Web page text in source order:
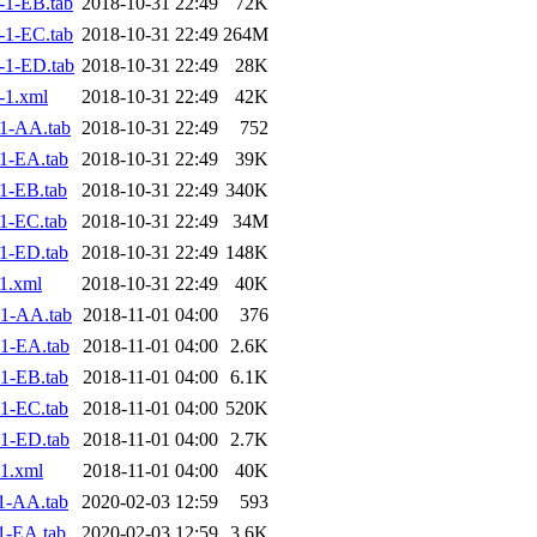
1-EC.tab 2018-10-31 22:49 264M
1-ED.tab 2018-10-31 22:49
28K
1.xml
2018-10-31 22:49
42K
AA.tab 2018-10-31 22:49
752
EA.tab
2018-10-31 22:49
39K
EB.tab
2018-10-31 22:49 340K
EC.tab
2018-10-31 22:49
34M
ED.tab
2018-10-31 22:49 148K
2018-10-31 22:49
40K
AA.tab 2018-11-01 04:00
376
EA.tab
2018-11-01 04:00 2.6K
EB.tab
2018-11-01 04:00 6.1K
EC.tab
2018-11-01 04:00 520K
ED.tab
2018-11-01 04:00 2.7K
2018-11-01 04:00
40K
AA.tab
2020-02-03 12:59
593